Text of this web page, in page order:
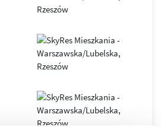
, co potwierdza
SkyRes jest dziś jednym z
biznesowych w Rzeszowie oraz
do życia w dynamicznie
prestiżowa inwestycja, która
standardy w rzeszowskim
z najbardziej pożądanych